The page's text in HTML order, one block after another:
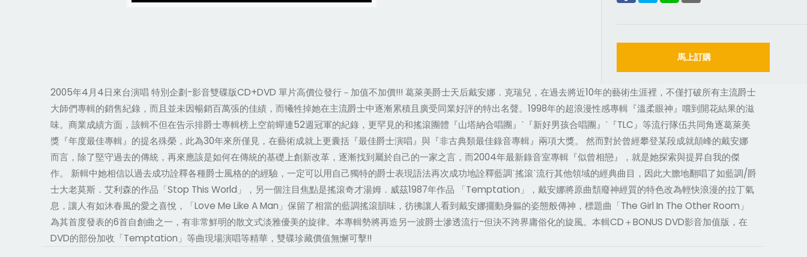
馬上訂購
2005年4月4日來台演唱 特別企劃-影音雙碟版CD+DVD 單片高價位發行－加值不加價!!! 葛萊美爵士天后戴安娜．克瑞兒，在過去將近10年的藝術生涯裡，不僅打破所有主流爵士
大師們專輯的銷售紀錄，而且並未因暢銷百萬張的佳績，而犧牲掉她在主流爵士中逐漸累積且廣受同業好評的特出名聲。1998年的超浪漫性感專輯『溫柔眼神』嚐到開花結果的滋
味。商業成績方面，該輯不但在告示排爵士專輯榜上空前蟬連52週冠軍的紀錄，更罕見的和搖滾團體『山塔納合唱團』ˋ『新好男孩合唱團』ˋ『TLC』等流行隊伍共同角逐葛萊美
獎『年度最佳專輯』的提名殊榮，此為30年來所僅見，在藝術成就上更囊括『最佳爵士演唱』與『非古典類最佳錄音專輯』兩項大獎。 然而對於曾經攀登某段成就顛峰的戴安娜
而言，除了堅守過去的傳統，再來應該是如何在傳統的基礎上創新改革，逐漸找到屬於自己的一家之言，而2004年最新錄音室專輯『似曾相戀』，就是她探索與提昇自我的傑
作。 新輯中她相信以過去成功詮釋各種爵士風格的的經驗，一定可以用自己獨特的爵士表現語法再次成功地詮釋藍調ˋ搖滾ˋ流行其他領域的經典曲目，因此大膽地翻唱了如藍調/爵
士大老莫斯．艾利森的作品「Stop This World」，另一個注目焦點是搖滾奇才湯姆．威茲1987年作品 「Temptation」，戴安娜將原曲頹廢神經質的特色改為輕快浪漫的拉丁氣
息，讓人有如沐春風的愛之喜悅，「Love Me Like A Man」保留了相當的藍調搖滾韻味，彷彿讓人看到戴安娜擺動身軀的姿態般傳神，標題曲「The Girl In The Other Room」
為其首度發表的6首自創曲之一，有非常鮮明的散文式淡雅優美的旋律。本專輯勢將再造另一波爵士滲透流行-但決不跨界庸俗化的旋風。本輯CD＋BONUS DVD影音加值版，在
DVD的部份加收「Temptation」等曲現場演唱等精華，雙碟珍藏價值無懈可擊!!